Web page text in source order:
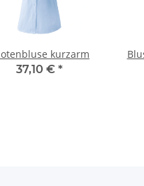
kurzarm
37,10 € *